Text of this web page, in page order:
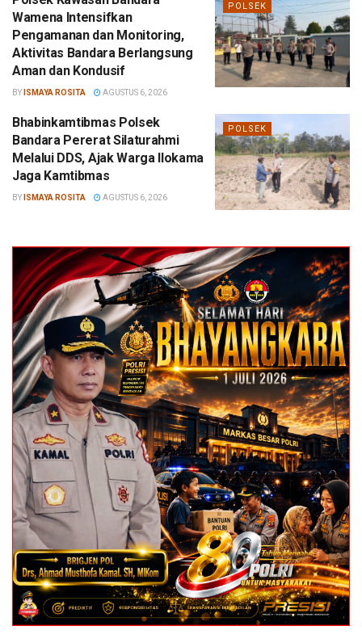
POLSEK
Wamena Intensifkan
Pengamanan dan Monitoring,
Aktivitas Bandara Berlangsung
Aman dan Kondusif
BY ISMAYA ROSITA AGUSTUS 6, 2026
POLSEK
Bhabinkamtibmas Polsek
Bandara Pererat Silaturahmi
Melalui DDS, Ajak Warga Ilokama
Jaga Kamtibmas
BY ISMAYA ROSITA AGUSTUS 6, 2026